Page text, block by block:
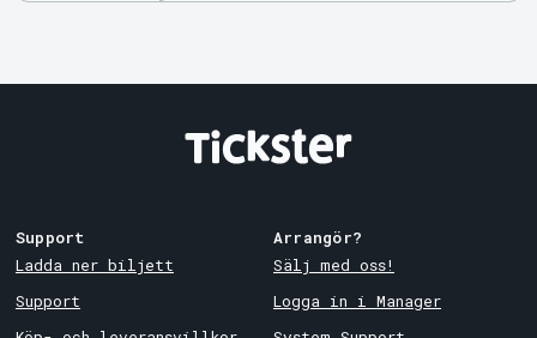
Support
Ladda ner biljett
Support
Arrangör?
Sälj med oss!
Logga in i Manager